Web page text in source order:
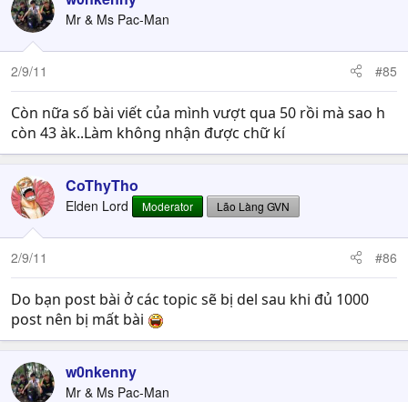
Mr & Ms Pac-Man
2/9/11 #85
Còn nữa số bài viết của mình vượt qua 50 rồi mà sao h
còn 43 àk..Làm không nhận được chữ kí
CoThyTho
Elden Lord Moderator Lão Làng GVN
2/9/11 #86
Do bạn post bài ở các topic sẽ bị del sau khi đủ 1000
post nên bị mất bài
w0nkenny
Mr & Ms Pac-Man